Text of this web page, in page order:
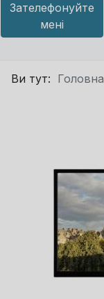
Зателефонуйте
мені
Ви тут: Головна